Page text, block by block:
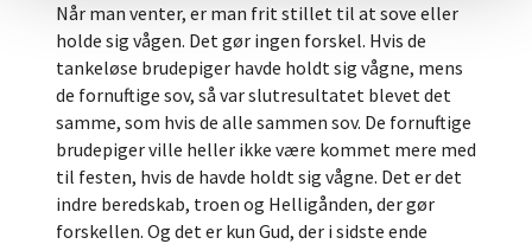
Når man venter, er man frit stillet til at sove eller
holde sig vågen. Det gør ingen forskel. Hvis de
tankeløse brudepiger havde holdt sig vågne, mens
de fornuftige sov, så var slutresultatet blevet det
samme, som hvis de alle sammen sov. De fornuftige
brudepiger ville heller ikke være kommet mere med
til festen, hvis de havde holdt sig vågne. Det er det
indre beredskab, troen og Helligånden, der gør
forskellen. Og det er kun Gud, der i sidste ende